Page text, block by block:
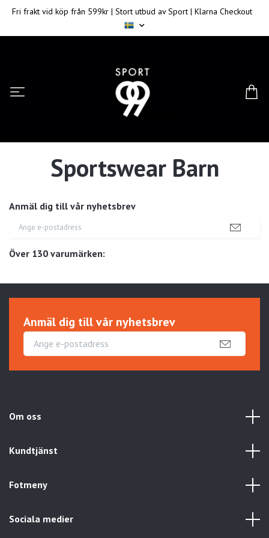
Fri frakt vid köp från 599kr | Stort utbud av Sport | Klarna Checkout
Anmäl dig till vår nyhetsbrev
Över 130 varumärken:
Sportswear Barn
Anmäl dig till vår nyhetsbrev
Om oss
Kundtjänst
Fotmeny
Sociala medier